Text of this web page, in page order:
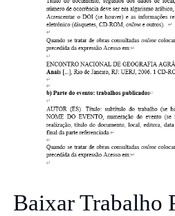
Baixar Trabalho